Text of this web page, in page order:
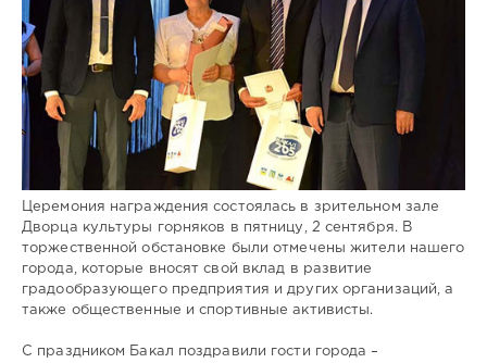
Церемония награждения состоялась в зрительном зале
Дворца культуры горняков в пятницу, 2 сентября. В
торжественной обстановке были отмечены жители нашего
города, которые вносят свой вклад в развитие
градообразующего предприятия и других организаций, а
также общественные и спортивные активисты.
С праздником Бакал поздравили гости города –